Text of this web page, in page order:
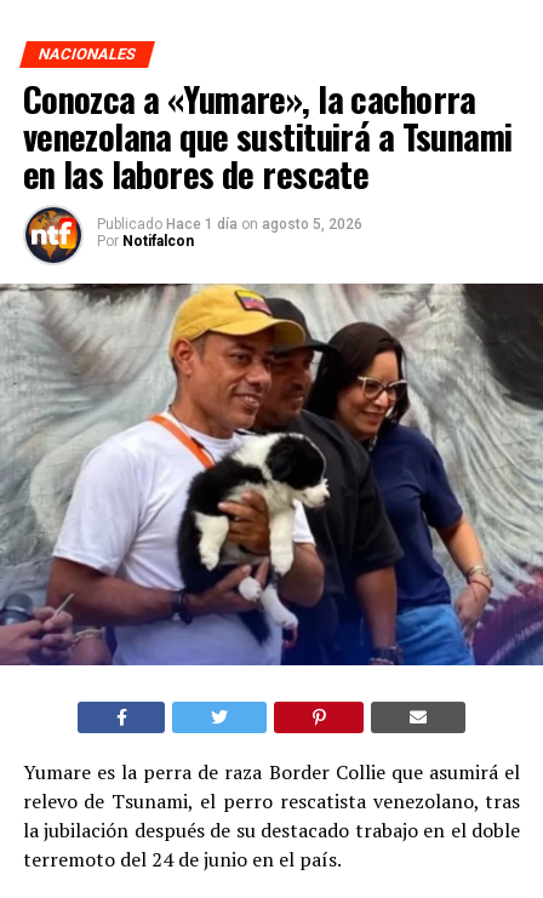
NACIONALES
Conozca a «Yumare», la cachorra
venezolana que sustituirá a Tsunami
en las labores de rescate
Publicado Hace 1 día on agosto 5, 2026
Por Notifalcon
Yumare es la perra de raza Border Collie que asumirá el
relevo de Tsunami, el perro rescatista venezolano, tras
la jubilación después de su destacado trabajo en el doble
terremoto del 24 de junio en el país.